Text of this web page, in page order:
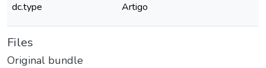
dc.type Artigo
Files
Original bundle